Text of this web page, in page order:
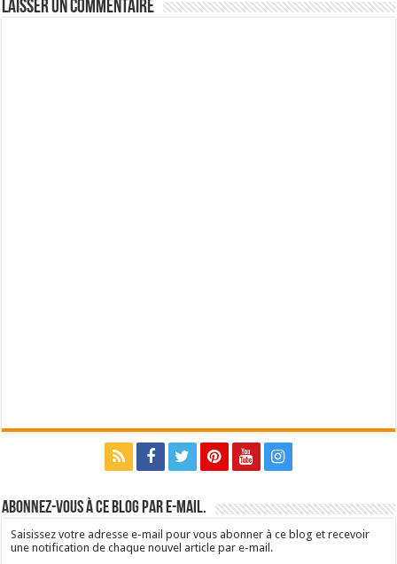
Laisser un commentaire
Abonnez-vous à ce blog par e-mail.
Saisissez votre adresse e-mail pour vous abonner à ce blog et recevoir
une notification de chaque nouvel article par e-mail.